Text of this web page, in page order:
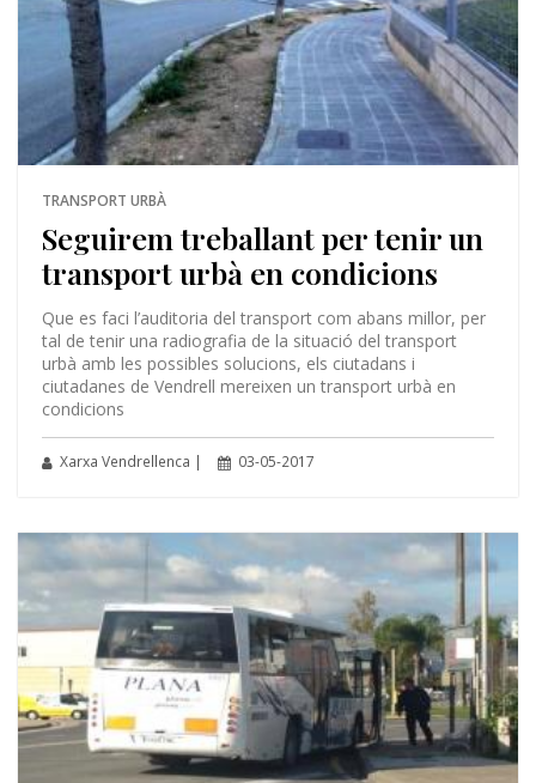
TRANSPORT URBÀ
Seguirem treballant per tenir un
transport urbà en condicions
Que es faci l’auditoria del transport com abans millor, per
tal de tenir una radiografia de la situació del transport
urbà amb les possibles solucions, els ciutadans i
ciutadanes de Vendrell mereixen un transport urbà en
condicions
Xarxa Vendrellenca | 03-05-2017